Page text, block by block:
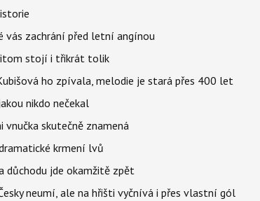
vás zachrání před letní angínou
stojí i třikrát tolik
ho zpívala, melodie je stará přes 400 let
nikdo nečekal
vnučka skutečně znamená
krmení lvů
důchodu jde okamžitě zpět
neumí, ale na hřišti vyčnívá i přes vlastní gól